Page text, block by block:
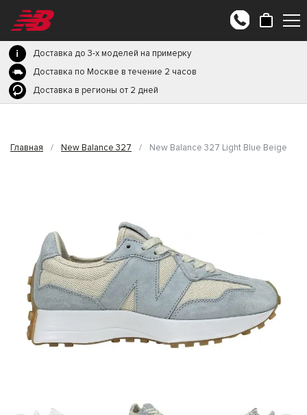
Доставка до 3-х моделей на примерку
Доставка по Москве в течение 2 часов
Доставка в регионы от 2 дней
Главная / New Balance 327 / New Balance 327 Light Blue Beige